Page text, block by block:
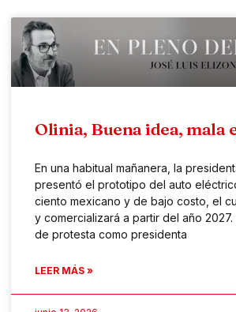
Olinia, Buena idea, mala
En una habitual mañanera, la
presentó el prototipo del auto
ciento mexicano y de bajo costo, el
y comercializará a partir del año 2027.
de protesta como presidenta
LEER MÁS »